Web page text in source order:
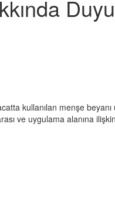
kullanılan menşe beyanı
ve uygulama alanına